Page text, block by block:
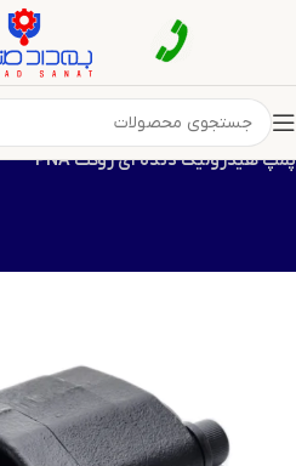
هیدرولیک پمپ هیدرولیک دنده ای
پمپ هیدرولیک دنده ای روکت PNA